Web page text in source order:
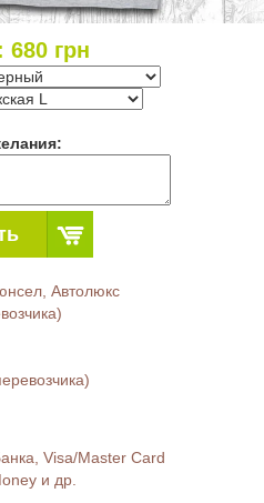
680грн
Автолюкс
Visa/Master Card
и др.